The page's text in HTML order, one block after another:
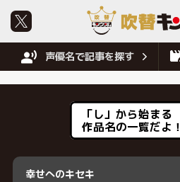
声優名で記事を探す
「し」から始まる
作品名の一覧だよ！
幸せへのキセキ